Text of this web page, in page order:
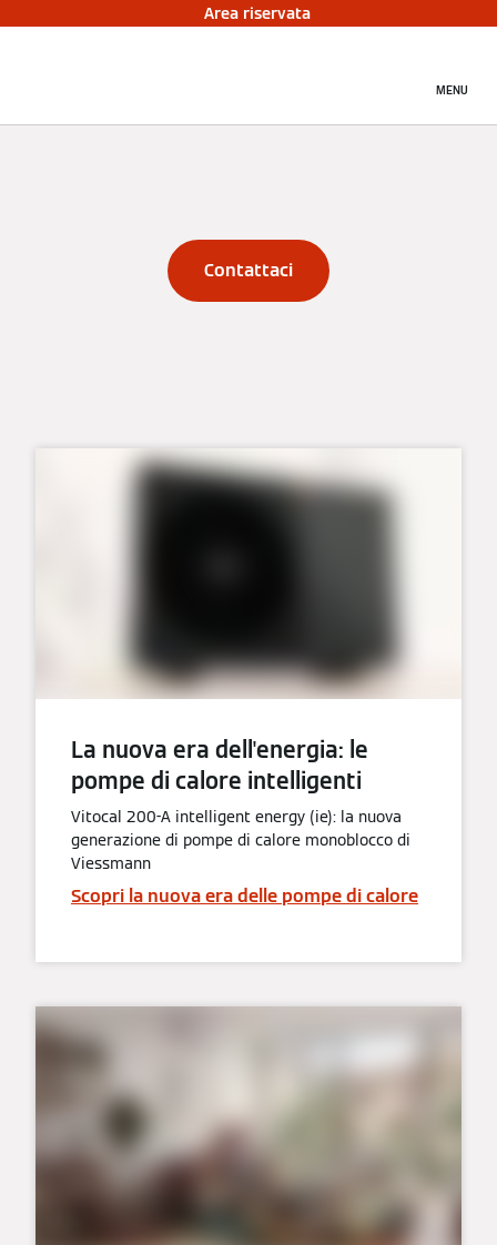
Area riservata
MENU
Contattaci
La nuova era dell'energia: ​le
pompe di calore intelligenti​
Vitocal 200-A intelligent energy (ie): la nuova
generazione di pompe di calore monoblocco di
Viessmann​
Scopri la nuova era delle pompe di calore